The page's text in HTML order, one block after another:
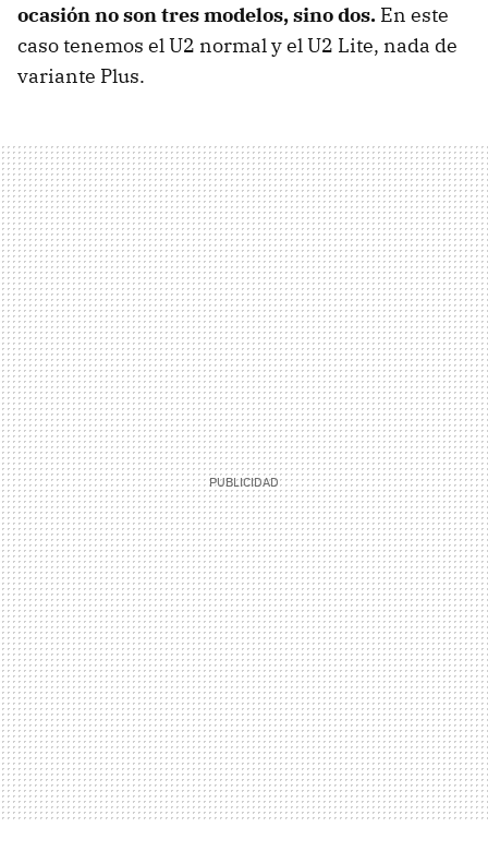
ocasión no son tres modelos, sino dos. En este
caso tenemos el U2 normal y el U2 Lite, nada de
variante Plus.